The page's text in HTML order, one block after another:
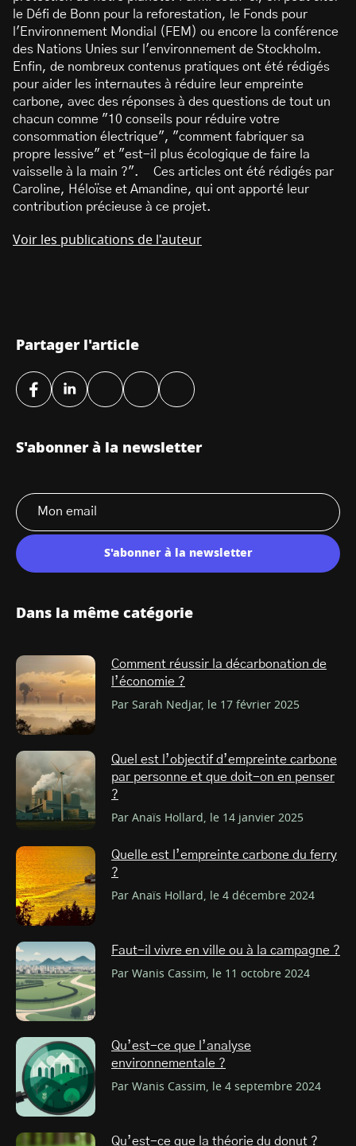
le Défi de Bonn pour la reforestation, le Fonds pour
l'Environnement Mondial (FEM) ou encore la conférence
des Nations Unies sur l'environnement de Stockholm.
Enfin, de nombreux contenus pratiques ont été rédigés
pour aider les internautes à réduire leur empreinte
carbone, avec des réponses à des questions de tout un
chacun comme "10 conseils pour réduire votre
consommation électrique", "comment fabriquer sa
propre lessive" et "est-il plus écologique de faire la
vaisselle à la main ?". Ces articles ont été rédigés par
Caroline, Héloïse et Amandine, qui ont apporté leur
contribution précieuse à ce projet.
Voir les publications de l'auteur
Partager l'article
S'abonner à la newsletter
S'abonner à la newsletter
Dans la même catégorie
Comment réussir la décarbonation de
l’économie ?
Par Sarah Nedjar, le 17 février 2025
Quel est l’objectif d’empreinte carbone
par personne et que doit-on en penser
?
Par Anaïs Hollard, le 14 janvier 2025
Quelle est l’empreinte carbone du ferry
?
Par Anaïs Hollard, le 4 décembre 2024
Faut-il vivre en ville ou à la campagne ?
Par Wanis Cassim, le 11 octobre 2024
Qu’est-ce que l’analyse
environnementale ?
Par Wanis Cassim, le 4 septembre 2024
Qu’est-ce que la théorie du donut ?